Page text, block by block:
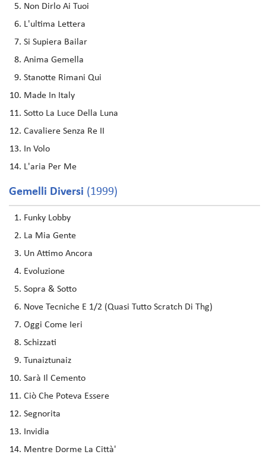
Non Dirlo Ai Tuoi
L'ultima Lettera
Si Supiera Bailar
Anima Gemella
Stanotte Rimani Qui
Made In Italy
Sotto La Luce Della Luna
Cavaliere Senza Re II
In Volo
L'aria Per Me
Gemelli Diversi (1999)
Funky Lobby
La Mia Gente
Un Attimo Ancora
Evoluzione
Sopra & Sotto
Nove Tecniche E 1/2 (Quasi Tutto Scratch Di Thg)
Oggi Come Ieri
Schizzati
Tunaiztunaiz
Sarà Il Cemento
Ciò Che Poteva Essere
Segnorita
Invidia
Mentre Dorme La Città'